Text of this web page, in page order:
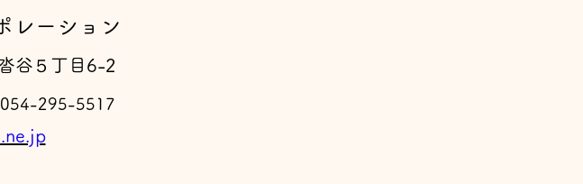
レーション
谷５丁目6-2
295-5517